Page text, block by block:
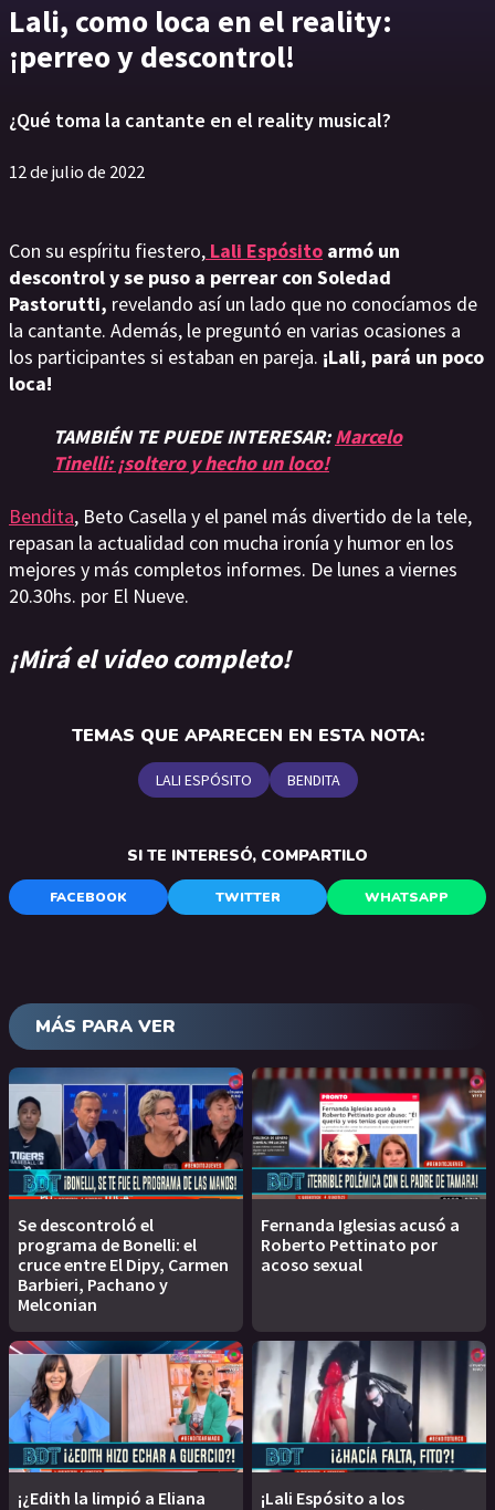
Lali, como loca en el reality:
¡perreo y descontrol!
¿Qué toma la cantante en el reality musical?
12 de julio de 2022
Con su espíritu fiestero, Lali Espósito armó un
descontrol y se puso a perrear con Soledad
Pastorutti, revelando así un lado que no conocíamos de
la cantante. Además, le preguntó en varias ocasiones a
los participantes si estaban en pareja. ¡Lali, pará un poco
loca!
TAMBIÉN TE PUEDE INTERESAR:Marcelo
Tinelli: ¡soltero y hecho un loco!
Bendita, Beto Casella y el panel más divertido de la tele,
repasan la actualidad con mucha ironía y humor en los
mejores y más completos informes. De lunes a viernes
20.30hs. por El Nueve.
¡Mirá el video completo!
TEMAS QUE APARECEN EN ESTA NOTA:
LALI ESPÓSITO BENDITA
SI TE INTERESÓ, COMPARTILO
FACEBOOK TWITTER WHATSAPP
MÁS PARA VER
Se descontroló el
programa de Bonelli: el
cruce entre El Dipy, Carmen
Barbieri, Pachano y
Melconian
Fernanda Iglesias acusó a
Roberto Pettinato por
acoso sexual
¡¿Edith la limpió a Eliana
¡Lali Espósito a los